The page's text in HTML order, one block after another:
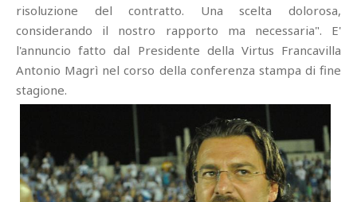
risoluzione del contratto. Una scelta dolorosa,
considerando il nostro rapporto ma necessaria". E'
l'annuncio fatto dal Presidente della Virtus Francavilla
Antonio Magrì nel corso della conferenza stampa di fine
stagione.